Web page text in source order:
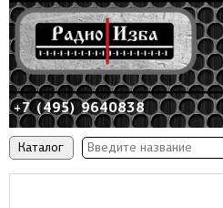
Каталог
+7 (495) 9640838